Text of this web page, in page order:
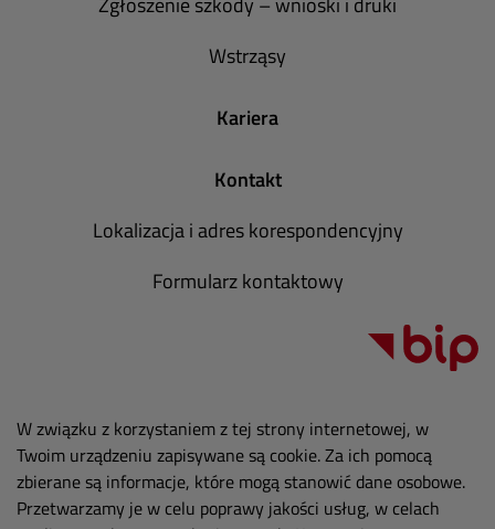
Wstrząsy
Kariera
Kontakt
Lokalizacja i adres korespondencyjny
Formularz kontaktowy
W związku z korzystaniem z tej strony internetowej, w
Twoim urządzeniu zapisywane są cookie. Za ich pomocą
zbierane są informacje, które mogą stanowić dane osobowe.
Przetwarzamy je w celu poprawy jakości usług, w celach